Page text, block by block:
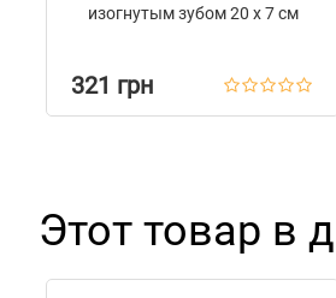
изогнутым зубом 20 х 7 см
321 грн
Этот товар в